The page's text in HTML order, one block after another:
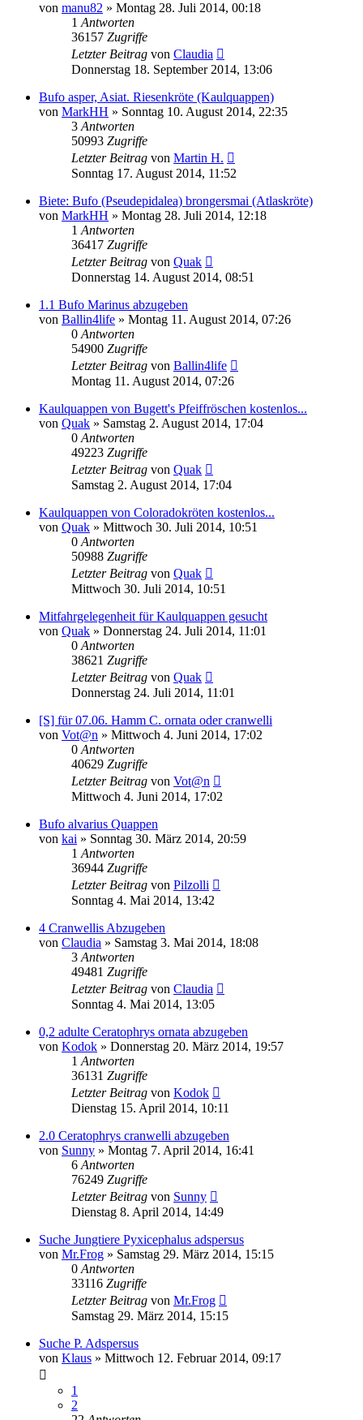
von manu82 » Montag 28. Juli 2014, 00:18
1 Antworten
36157 Zugriffe
Letzter Beitrag von Claudia
Donnerstag 18. September 2014, 13:06
Bufo asper, Asiat. Riesenkröte (Kaulquappen)
von MarkHH » Sonntag 10. August 2014, 22:35
3 Antworten
50993 Zugriffe
Letzter Beitrag von Martin H.
Sonntag 17. August 2014, 11:52
Biete: Bufo (Pseudepidalea) brongersmai (Atlaskröte)
von MarkHH » Montag 28. Juli 2014, 12:18
1 Antworten
36417 Zugriffe
Letzter Beitrag von Quak
Donnerstag 14. August 2014, 08:51
1.1 Bufo Marinus abzugeben
von Ballin4life » Montag 11. August 2014, 07:26
0 Antworten
54900 Zugriffe
Letzter Beitrag von Ballin4life
Montag 11. August 2014, 07:26
Kaulquappen von Bugett's Pfeiffröschen kostenlos...
von Quak » Samstag 2. August 2014, 17:04
0 Antworten
49223 Zugriffe
Letzter Beitrag von Quak
Samstag 2. August 2014, 17:04
Kaulquappen von Coloradokröten kostenlos...
von Quak » Mittwoch 30. Juli 2014, 10:51
0 Antworten
50988 Zugriffe
Letzter Beitrag von Quak
Mittwoch 30. Juli 2014, 10:51
Mitfahrgelegenheit für Kaulquappen gesucht
von Quak » Donnerstag 24. Juli 2014, 11:01
0 Antworten
38621 Zugriffe
Letzter Beitrag von Quak
Donnerstag 24. Juli 2014, 11:01
[S] für 07.06. Hamm C. ornata oder cranwelli
von Vot@n » Mittwoch 4. Juni 2014, 17:02
0 Antworten
40629 Zugriffe
Letzter Beitrag von Vot@n
Mittwoch 4. Juni 2014, 17:02
Bufo alvarius Quappen
von kai » Sonntag 30. März 2014, 20:59
1 Antworten
36944 Zugriffe
Letzter Beitrag von Pilzolli
Sonntag 4. Mai 2014, 13:42
4 Cranwellis Abzugeben
von Claudia » Samstag 3. Mai 2014, 18:08
3 Antworten
49481 Zugriffe
Letzter Beitrag von Claudia
Sonntag 4. Mai 2014, 13:05
0,2 adulte Ceratophrys ornata abzugeben
von Kodok » Donnerstag 20. März 2014, 19:57
1 Antworten
36131 Zugriffe
Letzter Beitrag von Kodok
Dienstag 15. April 2014, 10:11
2.0 Ceratophrys cranwelli abzugeben
von Sunny » Montag 7. April 2014, 16:41
6 Antworten
76249 Zugriffe
Letzter Beitrag von Sunny
Dienstag 8. April 2014, 14:49
Suche Jungtiere Pyxicephalus adspersus
von Mr.Frog » Samstag 29. März 2014, 15:15
0 Antworten
33116 Zugriffe
Letzter Beitrag von Mr.Frog
Samstag 29. März 2014, 15:15
Suche P. Adspersus
von Klaus » Mittwoch 12. Februar 2014, 09:17
1
2